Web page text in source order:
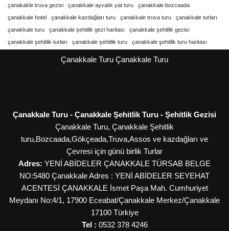
çanakakle truva gezisi
çanakkale ayvalık yat turu
çanakkale bozcaada
çanakkale hotel
çanakkale kazdağları turu çanakkale truva turu
çanakkale turları
çanakkale turu
çanakkale şehitlik gezi haritası
çanakkale şehitlik gezisi
çanakkale şehitlik turları
çanakkale şehitlik turu çanakkale şehitlik turu haritası
Çanakkale Turu Çanakkale Turu
Çanakkale Turu - Çanakkale Şehitlik Turu - Şehitlik Gezisi
Çanakkale Turu, Çanakkale Şehitlik
turu,Bozcaada,Gökçeada,Truva,Assos ve kazdağları ve
Çevresi için günü birlik Turlar
Adres: YENİ ABİDELER ÇANAKKALE TÜRSAB BELGE
NO:5480 Çanakkale Adres : YENİ ABİDELER SEYEHAT
ACENTESİ ÇANAKKALE İsmet Paşa Mah. Cumhuriyet
Meydanı No:4/1, 17900 Eceabat/Çanakkale Merkez/Çanakkale
17100 Türkiye
Tel : 0532 378 4246